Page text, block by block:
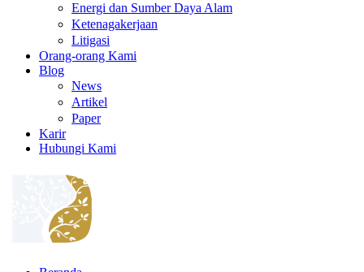
Energi dan Sumber Daya Alam
Ketenagakerjaan
Litigasi
Orang-orang Kami
Blog
News
Artikel
Paper
Karir
Hubungi Kami